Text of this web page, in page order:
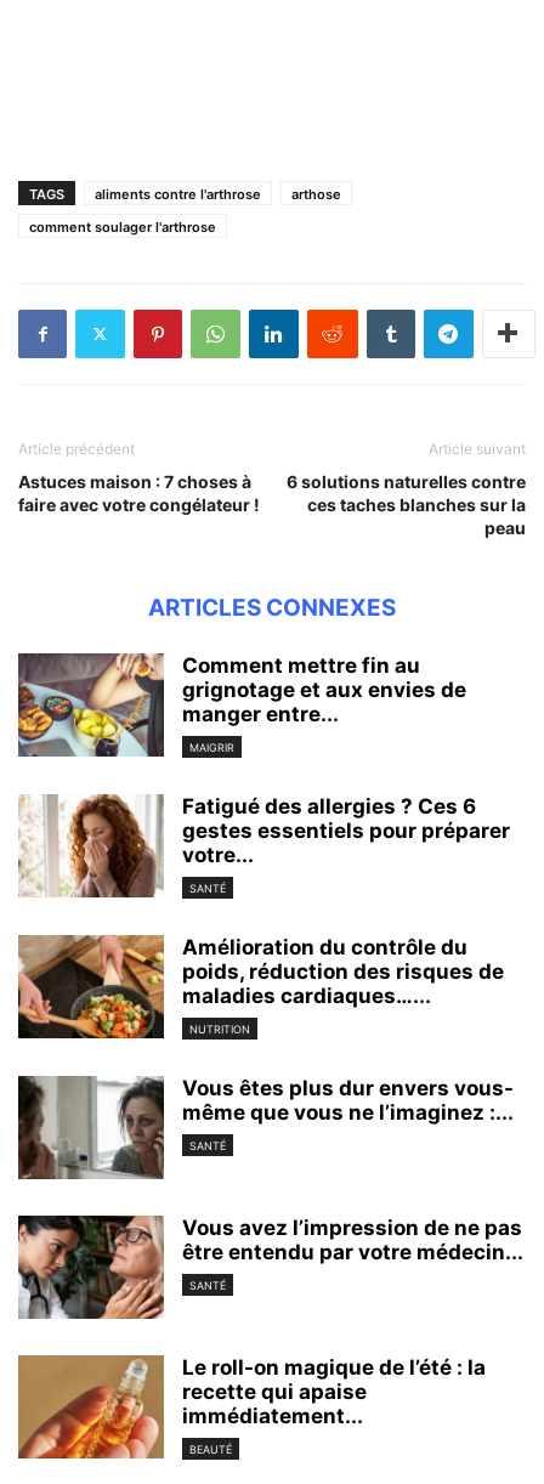
TAGS aliments contre l'arthrose
arthose
comment soulager l'arthrose
Article précédent
Astuces maison : 7 choses à
faire avec votre congélateur !
Article suivant
6 solutions naturelles contre
ces taches blanches sur la
peau
ARTICLES CONNEXES
Comment mettre fin au
grignotage et aux envies de
manger entre...
MAIGRIR
Fatigué des allergies ? Ces 6
gestes essentiels pour préparer
votre...
SANTÉ
Amélioration du contrôle du
poids, réduction des risques de
maladies cardiaques…...
NUTRITION
Vous êtes plus dur envers vous-
même que vous ne l’imaginez :...
SANTÉ
Vous avez l’impression de ne pas
être entendu par votre médecin...
SANTÉ
Le roll-on magique de l’été : la
recette qui apaise
immédiatement...
BEAUTÉ